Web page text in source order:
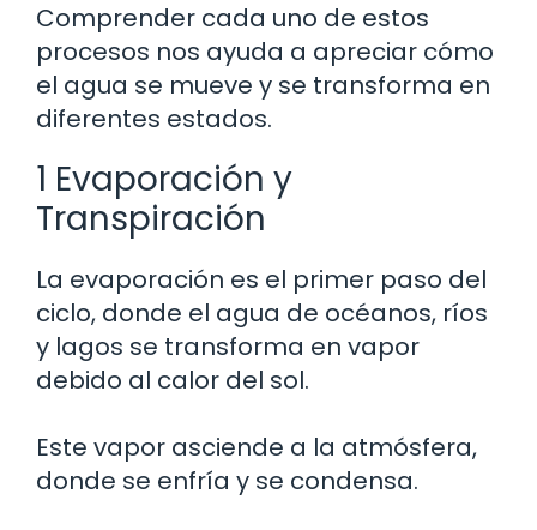
Comprender cada uno de estos
procesos nos ayuda a apreciar cómo
el agua se mueve y se transforma en
diferentes estados.
1 Evaporación y
Transpiración
La evaporación es el primer paso del
ciclo, donde el agua de océanos, ríos
y lagos se transforma en vapor
debido al calor del sol.
Este vapor asciende a la atmósfera,
donde se enfría y se condensa.